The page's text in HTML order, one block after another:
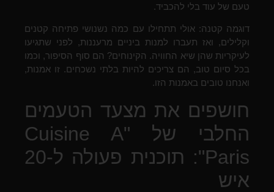
טעם של עוד בלי להכביד.
דוגמה קטנה: אולי תתחילו עם כמה נשנושי פתיחה קטנים
וקלילים, ואז תעברו למנות ביניים מרעננות, לפני שתגיעו
לעיקריות שהן שיא החוויה. הקינוחים? הם סוף הסיפור, וכמו
בכל סיום טוב, הם צריכים להיות בלתי נשכחים. זו אמנות,
ואנחנו טובים באמנות הזו.
חושפים את מצעד הטעמים
החלבי של "Cuisine A
Paris": תוכנית פעולה ל-20
איש